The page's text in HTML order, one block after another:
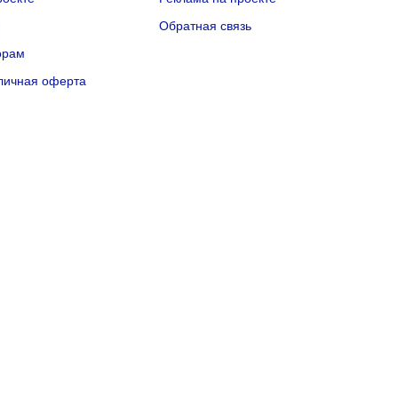
оферта
Обратная связь